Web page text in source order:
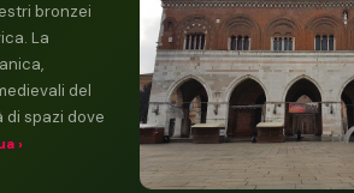
bronzei
La
del
spazi dove
›